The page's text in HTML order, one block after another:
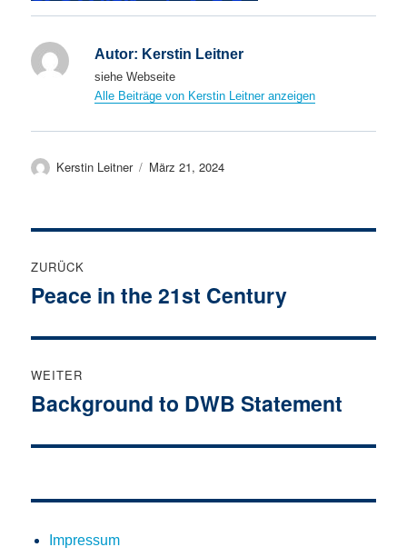
Autor: Kerstin Leitner
siehe Webseite
Alle Beiträge von Kerstin Leitner anzeigen
Autor
Kerstin Leitner
Veröffentlicht
März 21, 2024
ZURÜCK
Vorheriger
Peace in the 21st Century
WEITER
Nächster
Background to DWB Statement
Impressum